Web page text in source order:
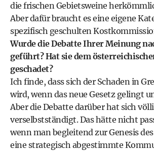
die frischen Gebietsweine
Aber dafür braucht es eine eigene
spezifisch geschulten
Wurde die Debatte Ihrer Meinung
geführt? Hat sie dem
geschadet?
Ich finde, dass sich der Schaden in
wird, wenn das neue Gesetz gelingt
Aber die Debatte darüber hat sich
verselbstständigt. Das hätte nicht
wenn man begleitend zur Genesis
eine strategisch abgestimmte